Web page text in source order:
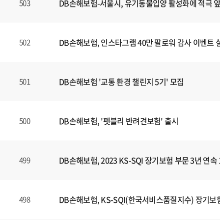
503 DB손해보험-서울시, 유기동물입양 활성화에 적극
502 DB손해보험, 인스타그램 40만 팔로워 감사 이벤트
501 DB손해보험 '교통 환경 챌린지 5기' 모집
500 DB손해보험, '펫블리 반려견보험' 출시
499 DB손해보험, 2023 KS-SQI 장기보험 부문 3년 연속
498 DB손해보험, KS-SQI(한국서비스품질지수) 장기보